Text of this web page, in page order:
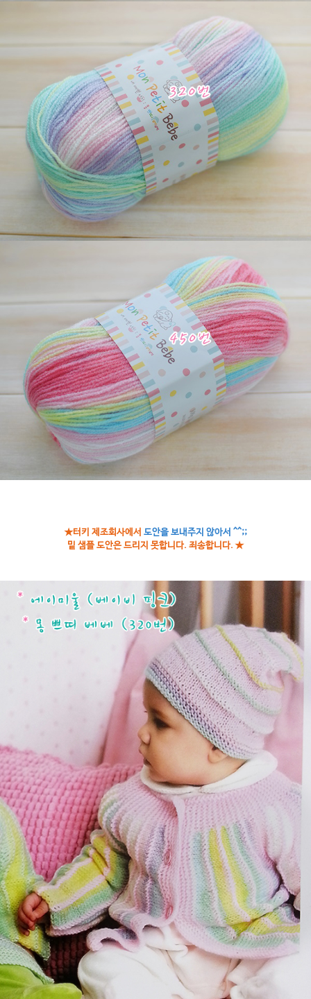
★터키 제조회사에서 도안을 보내주지 않아서 ^^;;
밑 샘플 도안은 드리지 못합니다. 죄송합니다. ★